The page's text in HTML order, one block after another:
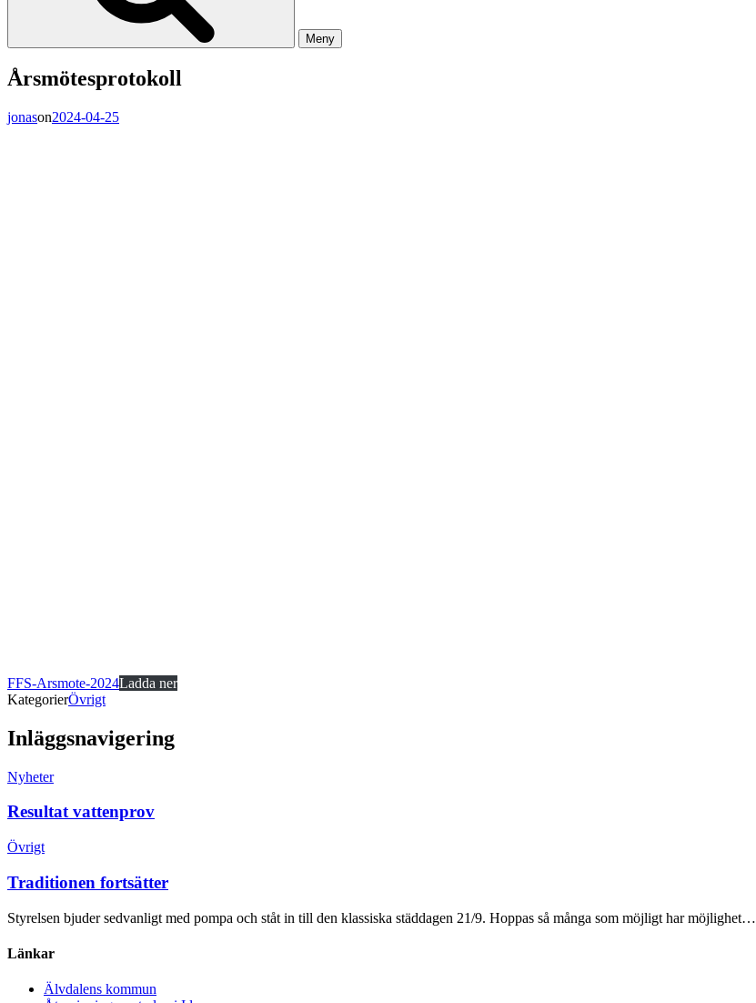
Meny
Årsmötesprotokoll
jonason2024-04-25
FFS-Arsmote-2024Ladda ner
KategorierÖvrigt
Inläggsnavigering
Nyheter
Resultat vattenprov
Övrigt
Traditionen fortsätter
Styrelsen bjuder sedvanligt med pompa och ståt in till den klassiska städdagen 21/9. Hoppas så många som möjligt har möjlighet…
Länkar
Älvdalens kommun